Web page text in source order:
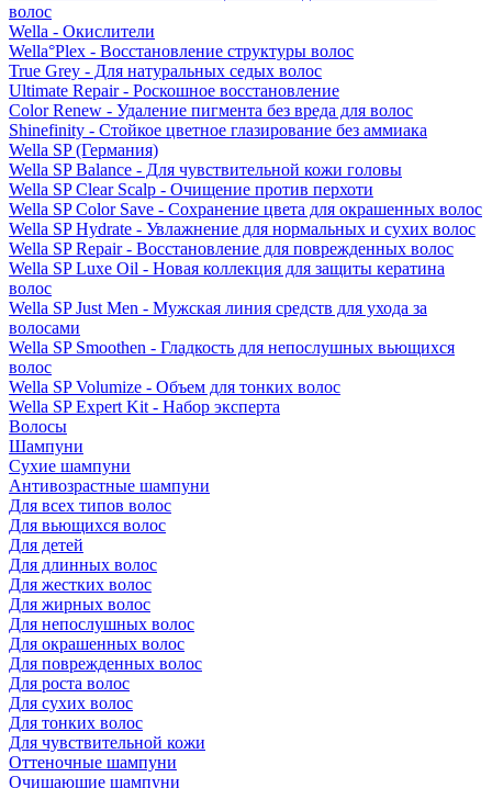
волос
Wella - Окислители
Wella°Plex - Восстановление структуры волос
True Grey - Для натуральных седых волос
Ultimate Repair - Роскошное восстановление
Color Renew - Удаление пигмента без вреда для волос
Shinefinity - Стойкое цветное глазирование без аммиака
Wella SP (Германия)
Wella SP Balance - Для чувствительной кожи головы
Wella SP Clear Scalp - Очищение против перхоти
Wella SP Color Save - Сохранение цвета для окрашенных волос
Wella SP Hydrate - Увлажнение для нормальных и сухих волос
Wella SP Repair - Восстановление для поврежденных волос
Wella SP Luxe Oil - Новая коллекция для защиты кератина
волос
Wella SP Just Men - Мужская линия средств для ухода за
волосами
Wella SP Smoothen - Гладкость для непослушных вьющихся
волос
Wella SP Volumize - Объем для тонких волос
Wella SP Expert Kit - Набор эксперта
Волосы
Шампуни
Сухие шампуни
Антивозрастные шампуни
Для всех типов волос
Для вьющихся волос
Для детей
Для длинных волос
Для жестких волос
Для жирных волос
Для непослушных волос
Для окрашенных волос
Для поврежденных волос
Для роста волос
Для сухих волос
Для тонких волос
Для чувствительной кожи
Оттеночные шампуни
Очищающие шампуни